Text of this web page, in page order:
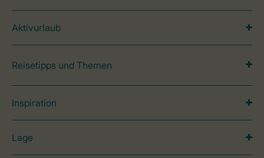
Aktivurlaub
Reisetipps und Themen
Inspiration
Lage